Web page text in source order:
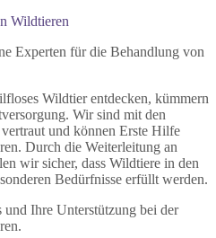
Wildtieren
Experten für die Behandlung von
Wildtier entdecken, kümmern
Wir sind mit den
und können Erste Hilfe
Durch die Weiterleitung an
wir sicher, dass Wildtiere in den
Bedürfnisse erfüllt werden.
Ihre Unterstützung bei der